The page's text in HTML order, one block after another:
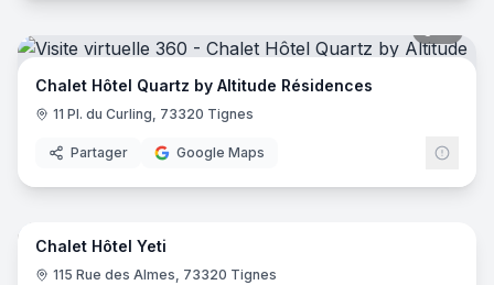
Chalet Hôtel Quartz by Altitude Résidences
11 Pl. du Curling, 73320 Tignes
Partager Google Maps
44
Chalet Hôtel Yeti
115 Rue des Almes, 73320 Tignes